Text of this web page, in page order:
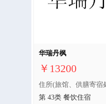
华瑞丹枫
￥13200
第 43类 餐饮住宿